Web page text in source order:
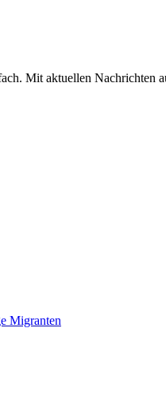
Mit aktuellen Nachrichten
Migranten